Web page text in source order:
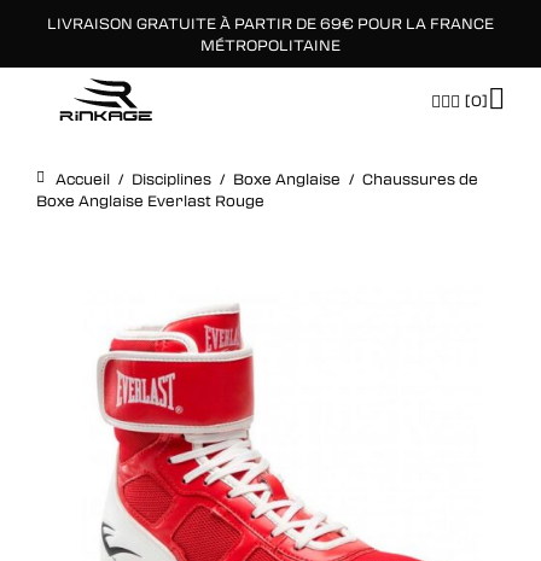
LIVRAISON GRATUITE À PARTIR DE 69€ POUR LA FRANCE
MÉTROPOLITAINE
[0]
Accueil / Disciplines / Boxe Anglaise / Chaussures de
Boxe Anglaise Everlast Rouge